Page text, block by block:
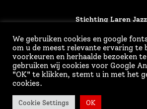
Stichting Laren Jazz
Contactpersoon: Leon
Brink 29
1251 KT Laren
E.info@laren-jazz.nl
We gebruiken cookies en google
om u de meest relevante ervaring te
voorkeuren en herhaalde bezoeken
gebruiken wij cookies voor Google
"OK" te klikken, stemt u in met het
cookies.
Cookie Settings OK